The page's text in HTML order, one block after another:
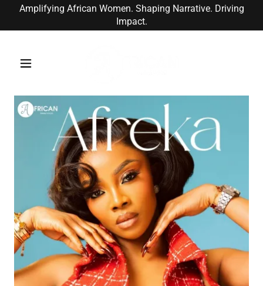
Amplifying African Women. Shaping Narrative. Driving
Impact.